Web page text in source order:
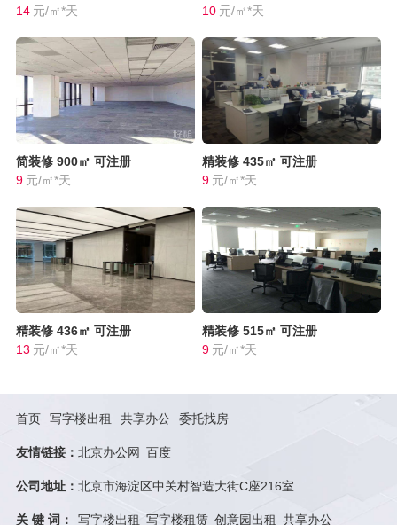
14 元/㎡*天
10 元/㎡*天
简装修 900㎡ 可注册
9 元/㎡*天
精装修 435㎡ 可注册
9 元/㎡*天
精装修 436㎡ 可注册
13 元/㎡*天
精装修 515㎡ 可注册
9 元/㎡*天
首页 写字楼出租 共享办公 委托找房
友情链接： 北京办公网 百度
公司地址： 北京市海淀区中关村智造大街C座216室
关 键 词： 写字楼出租 写字楼租赁 创意园出租 共享办公